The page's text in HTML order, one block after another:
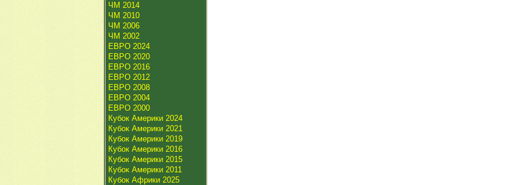
ЧМ 2014
ЧМ 2010
ЧМ 2006
ЧМ 2002
ЕВРО 2024
ЕВРО 2020
ЕВРО 2016
ЕВРО 2012
ЕВРО 2008
ЕВРО 2004
ЕВРО 2000
Кубок Америки 2024
Кубок Америки 2021
Кубок Америки 2019
Кубок Америки 2016
Кубок Америки 2015
Кубок Америки 2011
Кубок Африки 2025